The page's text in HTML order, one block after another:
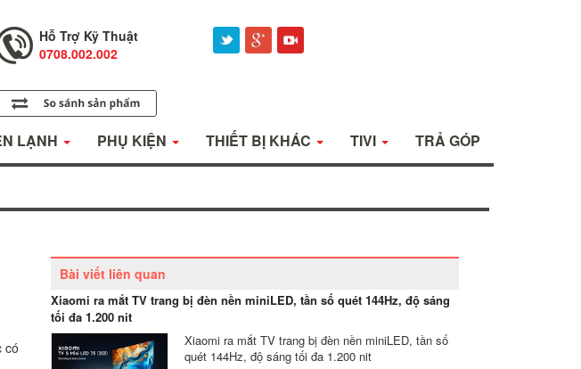
Hỗ Trợ Kỹ Thuật
0708.002.002
0708.001.001
LẠNH PHỤ KIỆN THIẾT BỊ KHÁC TIVI TRẢ GÓP
có
Bài viết liên quan
Xiaomi ra mắt TV trang bị đèn nền miniLED, tần số quét 144Hz, độ sáng
tối đa 1.200 nit
Xiaomi ra mắt TV trang bị đèn nền miniLED, tần số
quét 144Hz, độ sáng tối đa 1.200 nit